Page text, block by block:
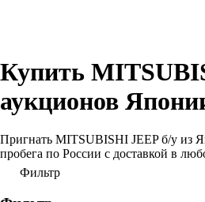
Купить
аукционов
Пригнать MITSUBISHI JEEP б/у из
пробега по России с доставкой в
Фильтр